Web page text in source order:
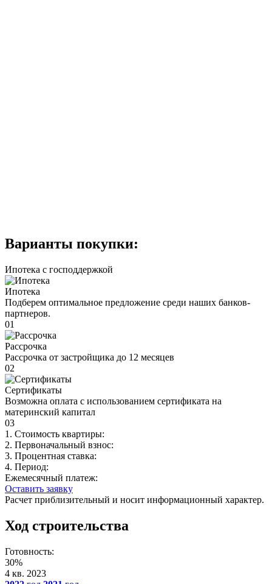
Варианты покупки:
Ипотека с господдержкой
Ипотека
Подберем оптимальное предложение среди наших банков-
партнеров.
01
Рассрочка
Рассрочка от застройщика до 12 месяцев
02
Сертификаты
Возможна оплата с использованием сертификата на
материнский капитал
03
1. Стоимость квартиры:
2. Первоначальный взнос:
3. Процентная ставка:
4. Период:
Ежемесячный платеж:
Оставить заявку
Расчет приблизительный и носит информационный характер.
Ход строительства
Готовность:
30%
4 кв. 2023